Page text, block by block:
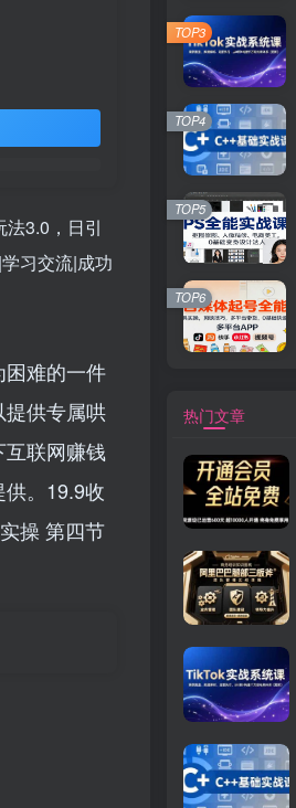
难的一件
供专属哄
联网赚钱
。19.9收
操 第四节
TOP3
TOP4
TOP5
TOP6
热门文章